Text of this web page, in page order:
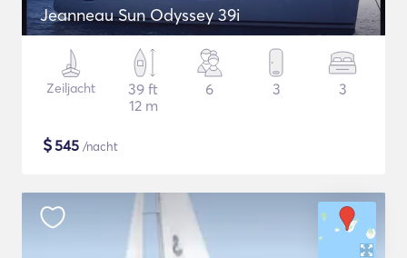
Jeanneau Sun Odyssey 39i
Zeiljacht
39 ft
12 m
6 3 3
$545 /nacht